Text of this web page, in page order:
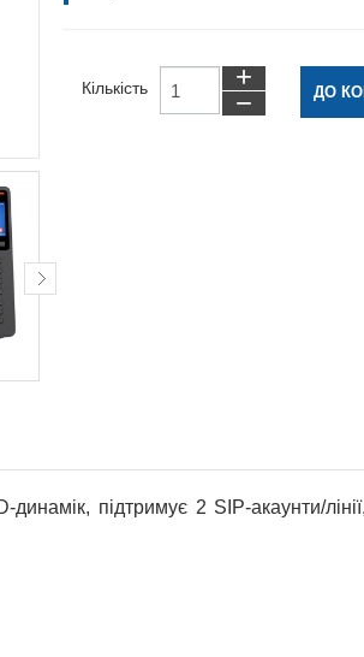
Кількість −
+
підтримує 2 SIP-акаунти/